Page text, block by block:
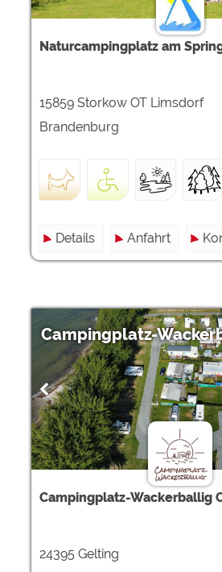
Naturcampingplatz am
15859 Storkow OT Limsdorf
Brandenburg
Details Anfahrt
Campingplatz-
Campingplatz-Wackerballig
24395 Gelting